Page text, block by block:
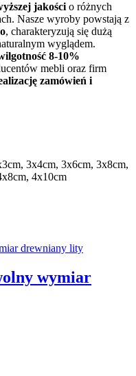
jakościo różnych
Nasze wyroby powstają z
, charakteryzują się dużą
wyglądem.
8-10%
mebli oraz firm
zamówień i
3x4cm, 3x6cm, 3x8cm,
4x10cm
wymiar